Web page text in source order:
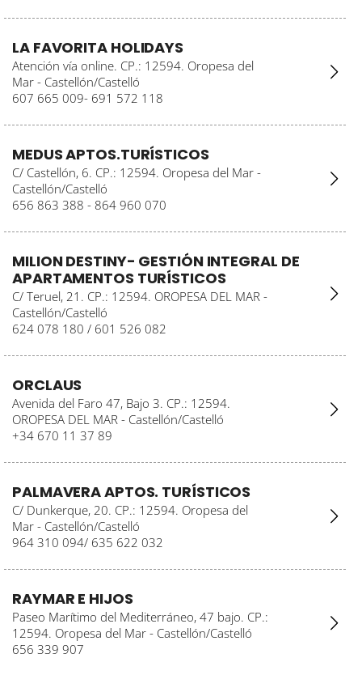
LA FAVORITA HOLIDAYS
Atención vía online. CP.: 12594. Oropesa del
Mar - Castellón/Castelló
607 665 009- 691 572 118
MEDUS APTOS.TURÍSTICOS
C/ Castellón, 6. CP.: 12594. Oropesa del Mar -
Castellón/Castelló
656 863 388 - 864 960 070
MILION DESTINY- GESTIÓN INTEGRAL DE
APARTAMENTOS TURÍSTICOS
C/ Teruel, 21. CP.: 12594. OROPESA DEL MAR -
Castellón/Castelló
624 078 180 / 601 526 082
ORCLAUS
Avenida del Faro 47, Bajo 3. CP.: 12594.
OROPESA DEL MAR - Castellón/Castelló
+34 670 11 37 89
PALMAVERA APTOS. TURÍSTICOS
C/ Dunkerque, 20. CP.: 12594. Oropesa del
Mar - Castellón/Castelló
964 310 094/ 635 622 032
RAYMAR E HIJOS
Paseo Marítimo del Mediterráneo, 47 bajo. CP.:
12594. Oropesa del Mar - Castellón/Castelló
656 339 907